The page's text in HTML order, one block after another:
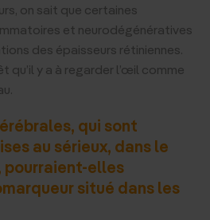
on sait que certaines
et neurodégénératives
des épaisseurs rétiniennes.
qu’il y a à regarder l’œil comme
qui sont
au sérieux, dans le
pourraient-elles
situé dans les